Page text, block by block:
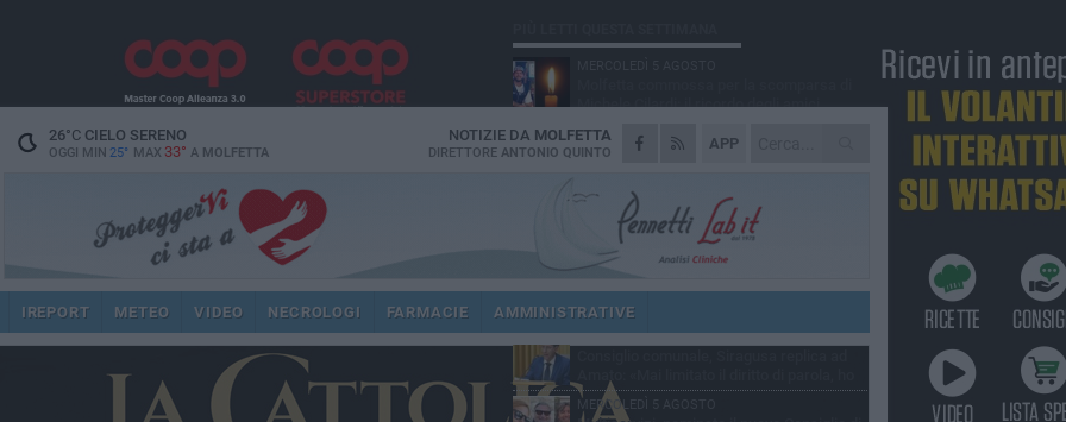
26°CCIELO SERENO
OGGI MIN 25° MAX 33° A MOLFETTA
APP
NOTIZIE DA MOLFETTA
DIRETTORE ANTONIO QUINTO
IREPORT METEO VIDEO NECROLOGI FARMACIE AMMINISTRATIVE
Michele Cilardi: il ricordo degli amici
GIOVEDÌ 6 AGOSTO
Marittimo molfettese muore a bordo di un
SABATO 1 AGOSTO
La MTM Molfetta cerca autisti e
accompagnatori per gli scuolabus:
pubblicato il bando
GIOVEDÌ 6 AGOSTO
Molfetta piange Marta Maria Pisani, ultima
maestra della sartoria molfettese
SABATO 1 AGOSTO
fatto rispettare il regolamento»
MERCOLEDÌ 5 AGOSTO